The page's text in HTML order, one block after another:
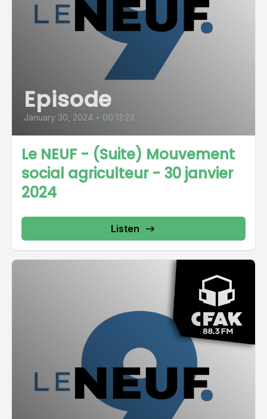
Episode
January 30, 2024 • 00:13:23
Le NEUF - (Suite) Mouvement
social agriculteur - 30 janvier
2024
Listen